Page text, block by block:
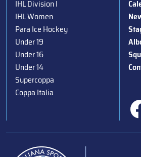
IHL Division I
IHL Women
Para Ice Hockey
Under 19
Under 16
Under 14
Supercoppa
Coppa Italia